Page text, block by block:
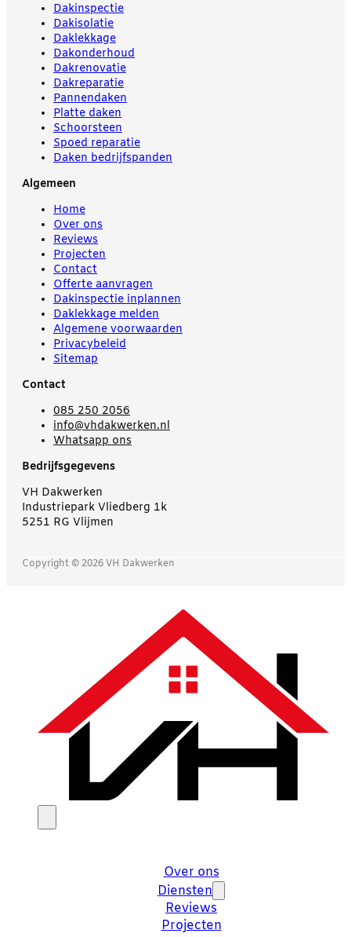
Dakinspectie
Dakisolatie
Daklekkage
Dakonderhoud
Dakrenovatie
Dakreparatie
Pannendaken
Platte daken
Schoorsteen
Spoed reparatie
Daken bedrijfspanden
Algemeen
Home
Over ons
Reviews
Projecten
Contact
Offerte aanvragen
Dakinspectie inplannen
Daklekkage melden
Algemene voorwaarden
Privacybeleid
Sitemap
Contact
085 250 2056
info@vhdakwerken.nl
Whatsapp ons
Bedrijfsgegevens
VH Dakwerken
Industriepark Vliedberg 1k
5251 RG Vlijmen
Copyright © 2026 VH Dakwerken
Over ons
Diensten
Reviews
Projecten